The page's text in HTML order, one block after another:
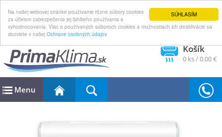
SÚHLASÍM
Na našej webovej stránke používame rôzne súbory cookies
za účelom zabezpečenia jej ľahšieho používania a
vyhodnocovania. Viac o používaných súboroch cookies a možnostiach ich deaktivácie sa
dozviete v našej Ochrane osobných údajov
Košík
0 ks /0.00 €
Menu